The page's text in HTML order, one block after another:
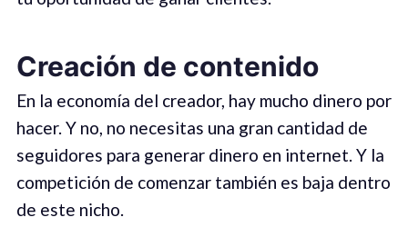
Creación de contenido
En la economía del creador, hay mucho dinero por
hacer. Y no, no necesitas una gran cantidad de
seguidores para generar dinero en internet. Y la
competición de comenzar también es baja dentro
de este nicho.